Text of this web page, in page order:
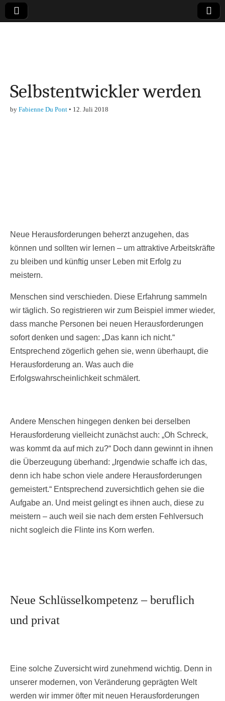
Finanzen,
Marketing-, Vertrieb-
Selbstentwickler werden
by Fabienne Du Pont • 12. Juli 2018
Neue Herausforderungen beherzt anzugehen, das
können und sollten wir lernen – um attraktive Arbeitskräfte
zu bleiben und künftig unser Leben mit Erfolg zu
meistern.
Menschen sind verschieden. Diese Erfahrung sammeln
wir täglich. So registrieren wir zum Beispiel immer wieder,
dass manche Personen bei neuen Herausforderungen
sofort denken und sagen: „Das kann ich nicht.“
Entsprechend zögerlich gehen sie, wenn überhaupt, die
Herausforderung an. Was auch die
Erfolgswahrscheinlichkeit schmälert.
Andere Menschen hingegen denken bei derselben
Herausforderung vielleicht zunächst auch: „Oh Schreck,
was kommt da auf mich zu?“ Doch dann gewinnt in ihnen
die Überzeugung überhand: „Irgendwie schaffe ich das,
denn ich habe schon viele andere Herausforderungen
gemeistert.“ Entsprechend zuversichtlich gehen sie die
Aufgabe an. Und meist gelingt es ihnen auch, diese zu
meistern – auch weil sie nach dem ersten Fehlversuch
nicht sogleich die Flinte ins Korn werfen.
Neue Schlüsselkompetenz – beruflich
und privat
Eine solche Zuversicht wird zunehmend wichtig. Denn in
unserer modernen, von Veränderung geprägten Welt
werden wir immer öfter mit neuen Herausforderungen